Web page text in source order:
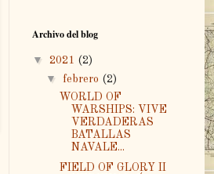
Archivo del blog
▼ 2021 (2)
▼ febrero (2)
WORLD OF
WARSHIPS: VIVE
VERDADERAS
BATALLAS
NAVALE...
FIELD OF GLORY II